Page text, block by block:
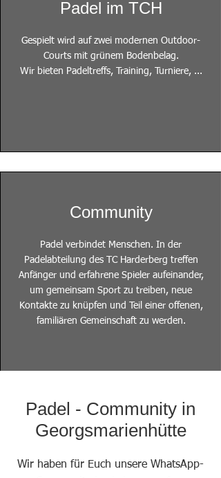
Padel im TCH
Gespielt wird auf zwei modernen Outdoor-
Courts mit grünem Bodenbelag.
Wir bieten Padeltreffs, Training, Turniere, ...
Community
Padel verbindet Menschen. In der
Padelabteilung des TC Harderberg treffen
Anfänger und erfahrene Spieler aufeinander,
um gemeinsam Sport zu treiben, neue
Kontakte zu knüpfen und Teil einer offenen,
familiären Gemeinschaft zu werden.
Padel - Community in
Georgsmarienhütte
Wir haben für Euch unsere WhatsApp-